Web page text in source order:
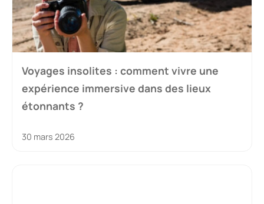
Voyages insolites : comment vivre une
expérience immersive dans des lieux
étonnants ?
30 mars 2026